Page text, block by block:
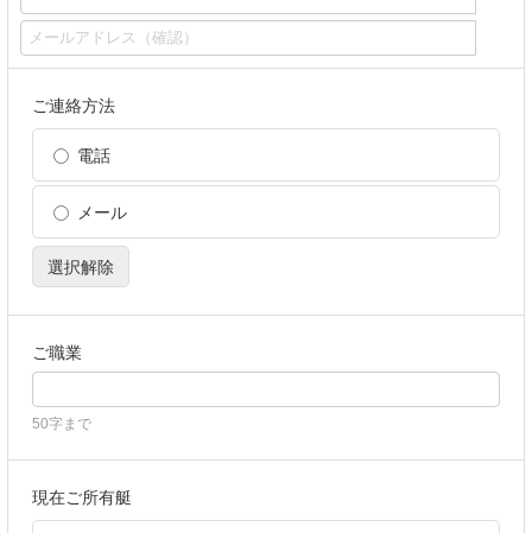
ご連絡方法
電話
メール
選択解除
ご職業
50字まで
現在ご所有艇